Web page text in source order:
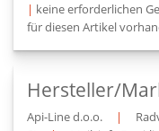
| keine erforderlichen
für diesen Artikel
Hersteller/
Api-Line d.o.o. |